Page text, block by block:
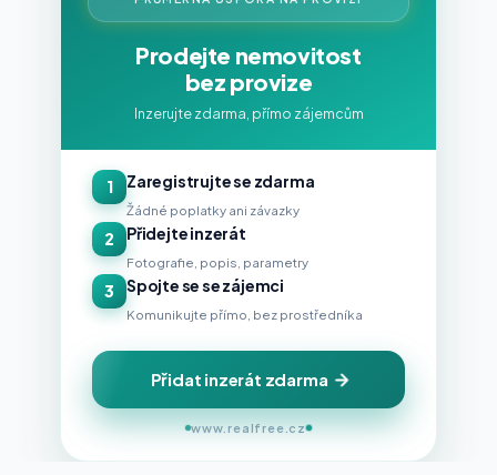
Prodejte nemovitost
bez provize
Inzerujte zdarma, přímo zájemcům
1 Zaregistrujte se zdarma
Žádné poplatky ani závazky
2 Přidejte inzerát
Fotografie, popis, parametry
3 Spojte se se zájemci
Komunikujte přímo, bez prostředníka
Přidat inzerát zdarma
www.realfree.cz